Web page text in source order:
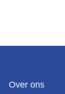
Over ons